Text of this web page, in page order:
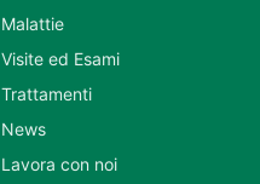
Malattie
Visite ed Esami
Trattamenti
News
Lavora con noi